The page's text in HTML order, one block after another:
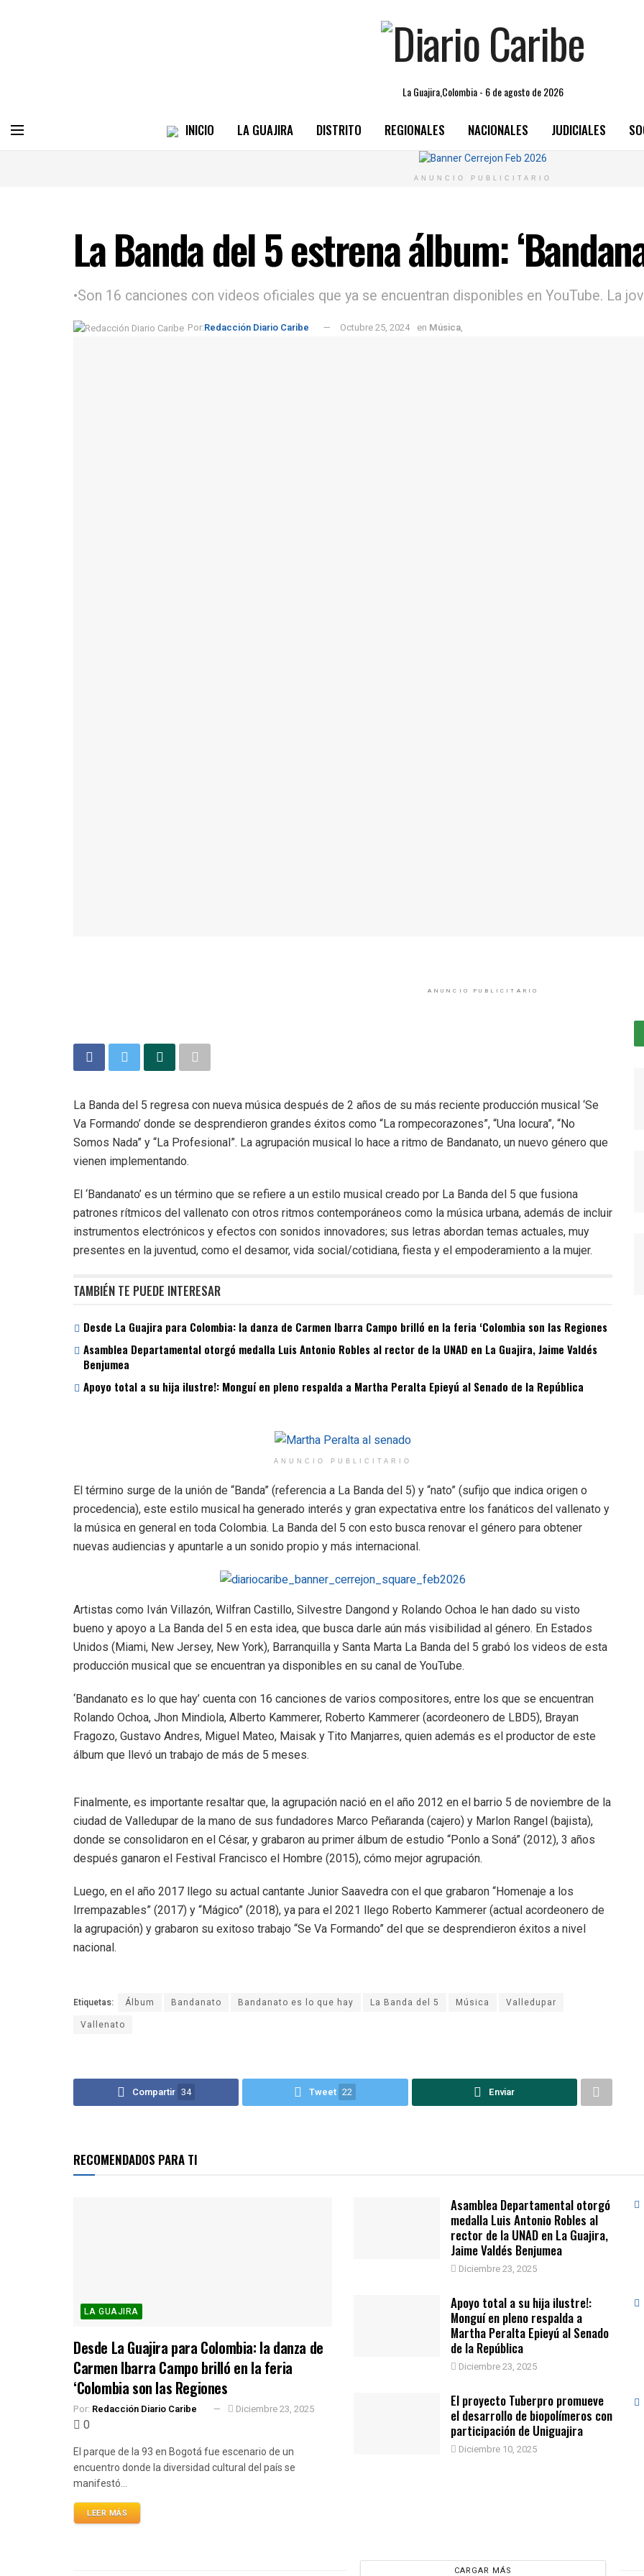
La Guajira,Colombia - 6 de agosto de 2026
INICIO LA GUAJIRA DISTRITO REGIONALES NACIONALES JUDICIALES
ANUNCIO PUBLICITARIO
La Banda del 5 estrena álbum:
•Son 16 canciones con videos oficiales que ya se encuentran disponibles en YouTube. La
Por:Redacción Diario Caribe Octubre 25, 2024 en Música,
ANUNCIO PUBLICITARIO
La Banda del 5 regresa con nueva música después de 2 años de su más reciente producción musical ‘Se
Va Formando’ donde se desprendieron grandes éxitos como “La rompecorazones”, “Una locura”, “No
Somos Nada” y “La Profesional”. La agrupación musical lo hace a ritmo de Bandanato, un nuevo género que
vienen implementando.
El ‘Bandanato’ es un término que se refiere a un estilo musical creado por La Banda del 5 que fusiona
patrones rítmicos del vallenato con otros ritmos contemporáneos como la música urbana, además de incluir
instrumentos electrónicos y efectos con sonidos innovadores; sus letras abordan temas actuales, muy
presentes en la juventud, como el desamor, vida social/cotidiana, fiesta y el empoderamiento a la mujer.
TAMBIÉN TE PUEDE INTERESAR
Desde La Guajira para Colombia: la danza de Carmen Ibarra Campo brilló en la feria ‘Colombia son las Regiones
Asamblea Departamental otorgó medalla Luis Antonio Robles al rector de la UNAD en La Guajira, Jaime Valdés
Benjumea
Apoyo total a su hija ilustre!: Monguí en pleno respalda a Martha Peralta Epieyú al Senado de la República
ANUNCIO PUBLICITARIO
El término surge de la unión de “Banda” (referencia a La Banda del 5) y “nato” (sufijo que indica origen o
procedencia), este estilo musical ha generado interés y gran expectativa entre los fanáticos del vallenato y
la música en general en toda Colombia. La Banda del 5 con esto busca renovar el género para obtener
nuevas audiencias y apuntarle a un sonido propio y más internacional.
Artistas como Iván Villazón, Wilfran Castillo, Silvestre Dangond y Rolando Ochoa le han dado su visto
bueno y apoyo a La Banda del 5 en esta idea, que busca darle aún más visibilidad al género. En Estados
Unidos (Miami, New Jersey, New York), Barranquilla y Santa Marta La Banda del 5 grabó los videos de esta
producción musical que se encuentran ya disponibles en su canal de YouTube.
‘Bandanato es lo que hay’ cuenta con 16 canciones de varios compositores, entre los que se encuentran
Rolando Ochoa, Jhon Mindiola, Alberto Kammerer, Roberto Kammerer (acordeonero de LBD5), Brayan
Fragozo, Gustavo Andres, Miguel Mateo, Maisak y Tito Manjarres, quien además es el productor de este
álbum que llevó un trabajo de más de 5 meses.
Finalmente, es importante resaltar que, la agrupación nació en el año 2012 en el barrio 5 de noviembre de la
ciudad de Valledupar de la mano de sus fundadores Marco Peñaranda (cajero) y Marlon Rangel (bajista),
donde se consolidaron en el César, y grabaron au primer álbum de estudio “Ponlo a Soná” (2012), 3 años
después ganaron el Festival Francisco el Hombre (2015), cómo mejor agrupación.
Luego, en el año 2017 llego su actual cantante Junior Saavedra con el que grabaron “Homenaje a los
Irrempazables” (2017) y “Mágico” (2018), ya para el 2021 llego Roberto Kammerer (actual acordeonero de
la agrupación) y grabaron su exitoso trabajo “Se Va Formando” del que se desprendieron éxitos a nivel
nacional.
Etiquetas: Álbum Bandanato Bandanato es lo que hay La Banda del 5 Música
Valledupar
Vallenato
Compartir 34 Tweet 22 Enviar
RECOMENDADOS PARA TI
LA GUAJIRA
Desde La Guajira para Colombia: la danza de
Carmen Ibarra Campo brilló en la feria
‘Colombia son las Regiones
Por: Redacción Diario Caribe Diciembre 23, 2025
0
El parque de la 93 en Bogotá fue escenario de un
encuentro donde la diversidad cultural del país se
manifestó...
LEER MÁS
Asamblea Departamental otorgó
medalla Luis Antonio Robles al
rector de la UNAD en La Guajira,
Jaime Valdés Benjumea
Diciembre 23, 2025
Apoyo total a su hija ilustre!:
Monguí en pleno respalda a
Martha Peralta Epieyú al Senado
de la República
Diciembre 23, 2025
El proyecto Tuberpro promueve
el desarrollo de biopolímeros con
participación de Uniguajira
Diciembre 10, 2025
CARGAR MÁS